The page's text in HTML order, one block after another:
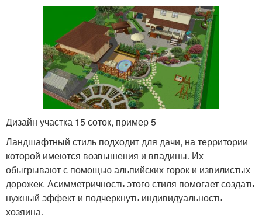
Дизайн участка 15 соток, пример 5
Ландшафтный стиль подходит для дачи, на территории
которой имеются возвышения и впадины. Их
обыгрывают с помощью альпийских горок и извилистых
дорожек. Асимметричность этого стиля помогает создать
нужный эффект и подчеркнуть индивидуальность
хозяина.